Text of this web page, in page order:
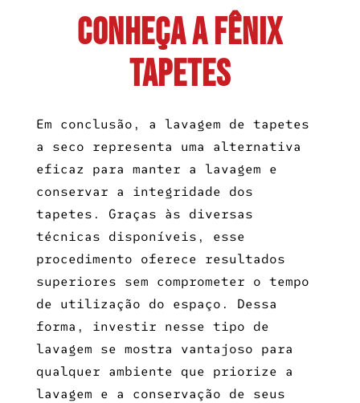
CONHEÇA A FÊNIX
TAPETES
Em conclusão, a lavagem de tapetes
a seco representa uma alternativa
eficaz para manter a lavagem e
conservar a integridade dos
tapetes. Graças às diversas
técnicas disponíveis, esse
procedimento oferece resultados
superiores sem comprometer o tempo
de utilização do espaço. Dessa
forma, investir nesse tipo de
lavagem se mostra vantajoso para
qualquer ambiente que priorize a
lavagem e a conservação de seus